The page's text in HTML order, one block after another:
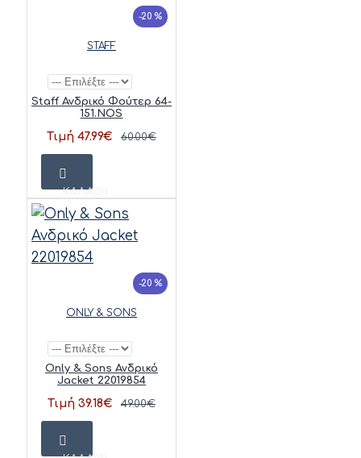
-20 %
STAFF
Staff Ανδρικό Φούτερ 64-
151.NOS
Τιμή 47.99€ 60.00€
ΚΑΛΆΘΙ
-20 %
ONLY & SONS
Only & Sons Ανδρικό
Jacket 22019854
Τιμή 39.18€ 49.00€